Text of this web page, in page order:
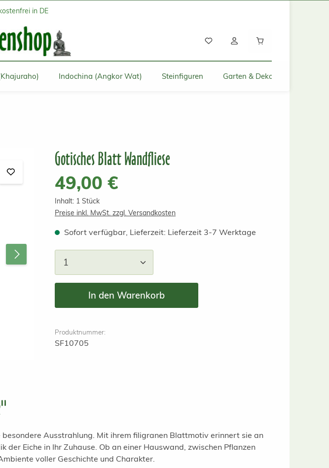
in DE
Indochina (Angkor Wat) Steinfiguren Garten & Deko für Zuhause
Gotisches Blatt Wandfliese
Regulärer Preis:
49,00 €
Inhalt: 1 Stück
Preise inkl. MwSt. zzgl. Versandkosten
Sofort verfügbar, Lieferzeit: Lieferzeit 3-7 Werktage
Produkt Anzahl: Gib den gewünschten Wert ein
In den Warenkorb
Produktnummer:
SF10705
Ausstrahlung. Mit ihrem filigranen Blattmotiv erinnert sie an
Eiche in Ihr Zuhause. Ob an einer Hauswand, zwischen Pflanzen
voller Geschichte und Charakter.